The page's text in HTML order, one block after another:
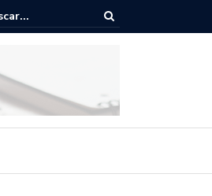
Día de Muertos 2025 en